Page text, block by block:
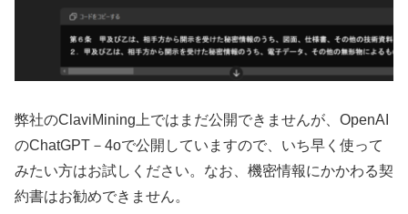
弊社のClaviMining上ではまだ公開できませんが、OpenAI
のChatGPT－4oで公開していますので、いち早く使って
みたい方はお試しください。なお、機密情報にかかわる契
約書はお勧めできません。